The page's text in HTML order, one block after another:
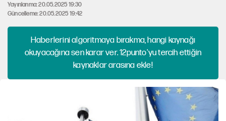
Yayınlanma: 20.05.2025 19:30
Güncelleme: 20.05.2025 19:42
Haberlerini algoritmaya bırakma, hangi kaynağı
okuyacağına sen karar ver. 12punto'yu tercih ettiğin
kaynaklar arasına ekle!